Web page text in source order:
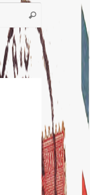
:
Rechercher